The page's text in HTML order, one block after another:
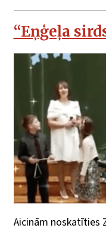
“Eņģeļa
Aicinām noskatīties